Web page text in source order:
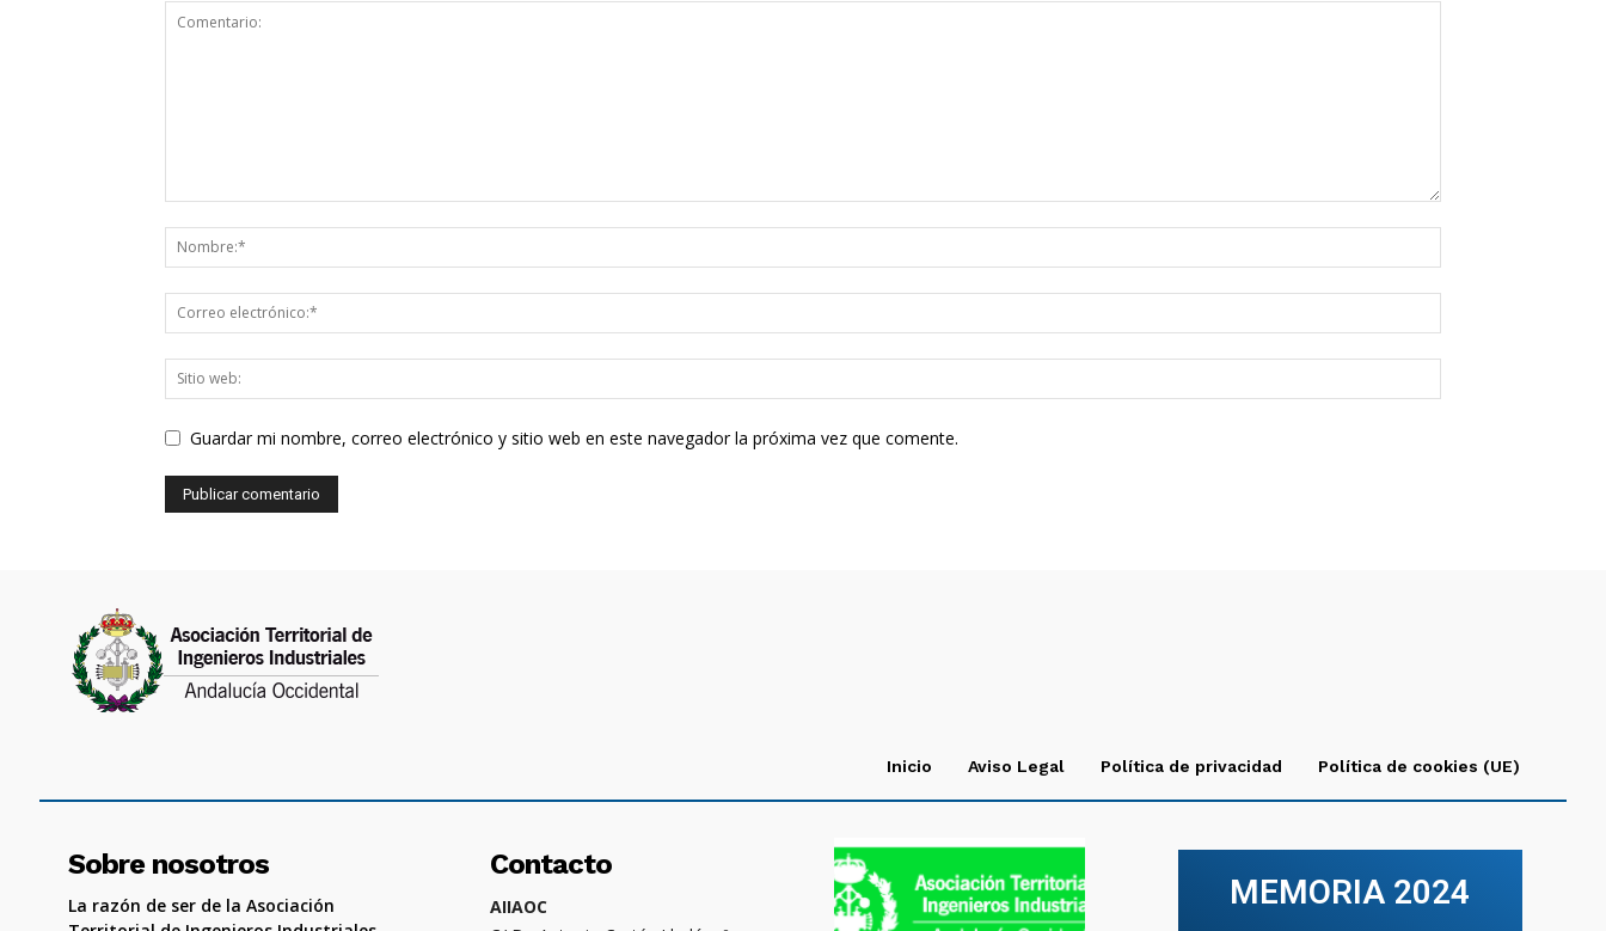
Guardar mi nombre, correo electrónico y sitio web en este navegador la próxima vez que comente.
Inicio Aviso Legal Política de privacidad Política de cookies (UE)
Sobre nosotros
La razón de ser de la Asociación
Contacto
AIIAOC
MEMORIA 2024